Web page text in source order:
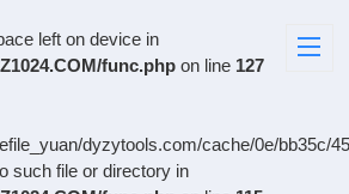
left on device in
func.php on line 127
dyzytools.com/cache/0e/bb35c/
such file or directory in